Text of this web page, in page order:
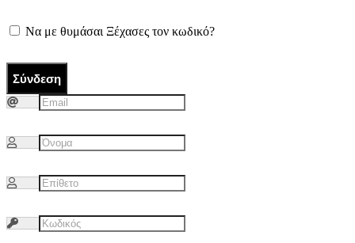
Να με θυμάσαι Ξέχασες τον κωδικό?
Σύνδεση